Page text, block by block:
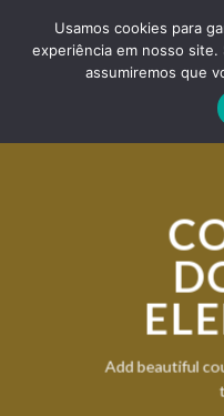
Add beautiful
Usamos cookies para
experiência em nosso
assumiremos que